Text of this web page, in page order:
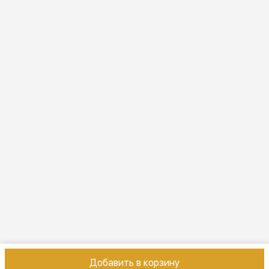
Добавить в корзину
ДоставкаПравила возврата